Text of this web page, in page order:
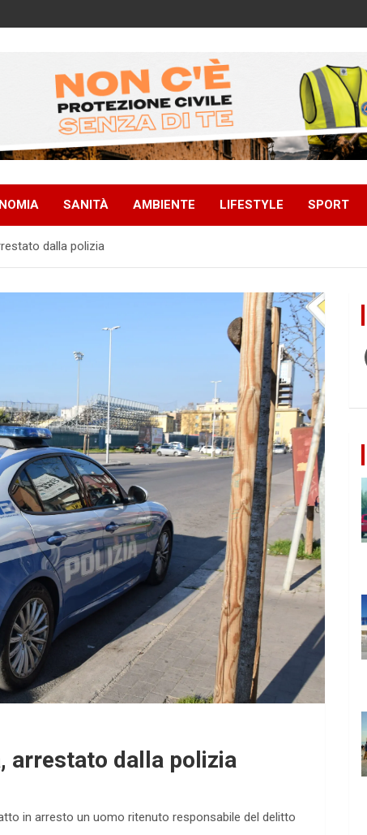
SANITÀ AMBIENTE LIFESTYLE SPORT
dalla polizia
arrestato dalla polizia
in arresto un uomo ritenuto responsabile del delitto